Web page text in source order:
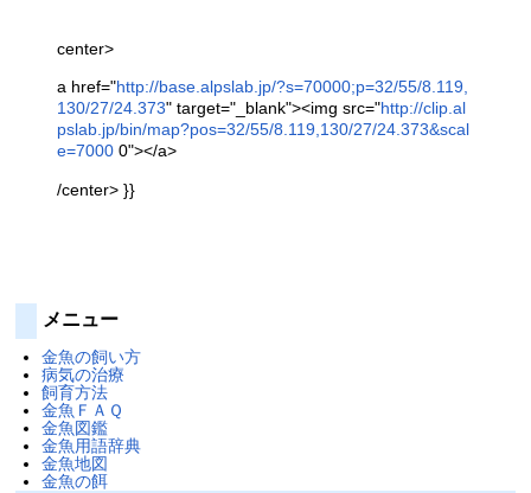
center>
a href="http://base.alpslab.jp/?s=70000;p=32/55/8.119,
130/27/24.373" target="_blank"><img src="http://clip.al
pslab.jp/bin/map?pos=32/55/8.119,130/27/24.373&scal
e=7000 0"></a>
/center> }}
メニュー
金魚の飼い方
病気の治療
飼育方法
金魚ＦＡＱ
金魚図鑑
金魚用語辞典
金魚地図
金魚の餌